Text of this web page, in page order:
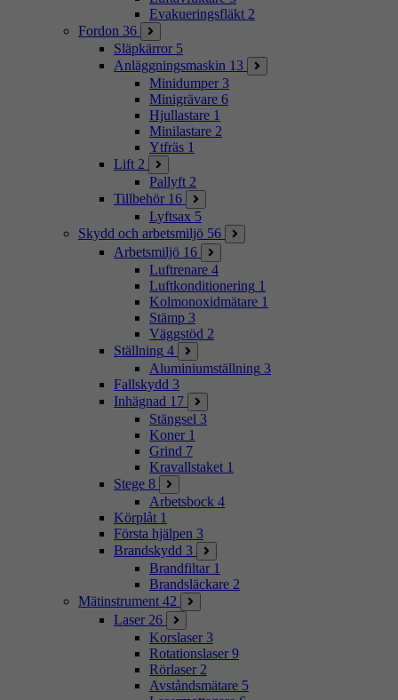
Evakueringsfläkt 2
Fordon 36
Släpkärror 5
Anläggningsmaskin 13
Minidumper 3
Minigrävare 6
Hjullastare 1
Minilastare 2
Ytfräs 1
Lift 2
Pallyft 2
Tillbehör 16
Lyftsax 5
Skydd och arbetsmiljö 56
Arbetsmiljö 16
Luftrenare 4
Luftkonditionering 1
Kolmonoxidmätare 1
Stämp 3
Väggstöd 2
Ställning 4
Aluminiumställning 3
Fallskydd 3
Inhägnad 17
Stängsel 3
Koner 1
Grind 7
Kravallstaket 1
Stege 8
Arbetsbock 4
Körplåt 1
Första hjälpen 3
Brandskydd 3
Brandfiltar 1
Brandsläckare 2
Mätinstrument 42
Laser 26
Korslaser 3
Rotationslaser 9
Rörlaser 2
Avståndsmätare 5